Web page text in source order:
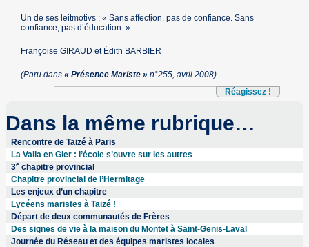
Un de ses leitmotivs : « Sans affection, pas de confiance. Sans
confiance, pas d’éducation. »
Françoise GIRAUD et Édith BARBIER
(Paru dans« Présence Mariste » n°255, avril 2008)
Réagissez !
Dans la même rubrique…
Rencontre de Taizé à Paris
La Valla en Gier : l’école s’ouvre sur les autres
3echapitre provincial
Chapitre provincial de l’Hermitage
Les enjeux d’un chapitre
Lycéens maristes à Taizé !
Départ de deux communautés de Frères
Des signes de vie à la maison du Montet à Saint-Genis-Laval
Journée du Réseau et des équipes maristes locales